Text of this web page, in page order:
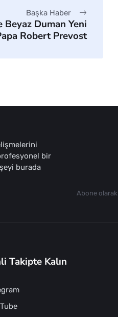
Başka Haber
Beyaz Duman Yeni
Robert Prevost
bir
burada
Abone olarak
Takipte Kalın